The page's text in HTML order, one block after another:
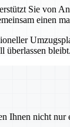
Sie von
einen
nicht